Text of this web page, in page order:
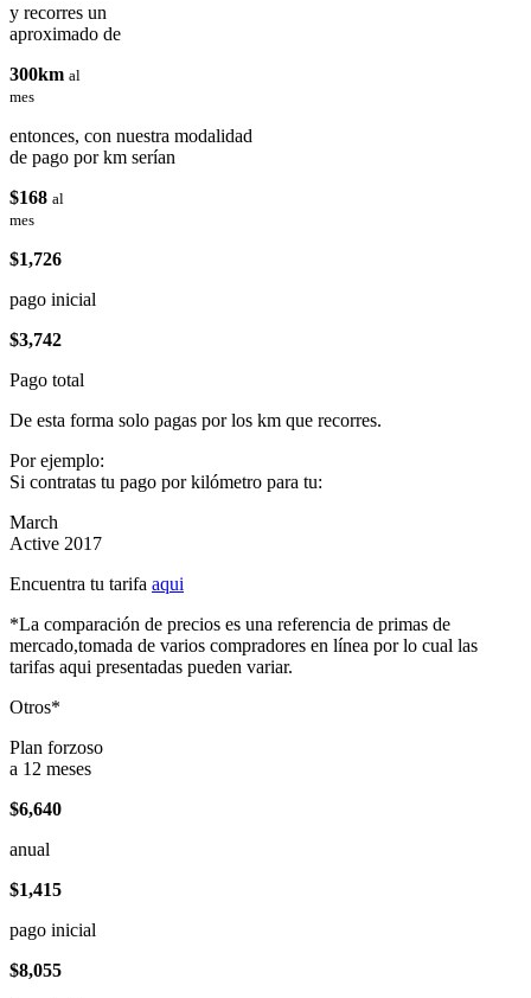
y recorres un
aproximado de
300km al
mes
entonces, con nuestra modalidad
de pago por km serían
$168 al
mes
$1,726
pago inicial
$3,742
Pago total
De esta forma solo pagas por los km que recorres.
Por ejemplo:
Si contratas tu pago por kilómetro para tu:
March
Active 2017
Encuentra tu tarifa aqui
*La comparación de precios es una referencia de primas de
mercado,tomada de varios compradores en línea por lo cual las
tarifas aqui presentadas pueden variar.
Otros*
Plan forzoso
a 12 meses
$6,640
anual
$1,415
pago inicial
$8,055